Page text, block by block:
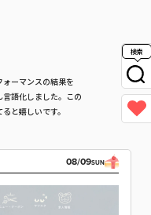
ーマンスの結果を
言語化しました。この
と嬉しいです。
08/09SUN
検索